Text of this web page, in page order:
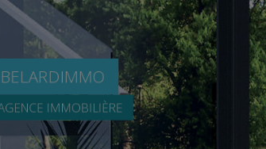
BELARDIMMO
IMMOBILIÈRE